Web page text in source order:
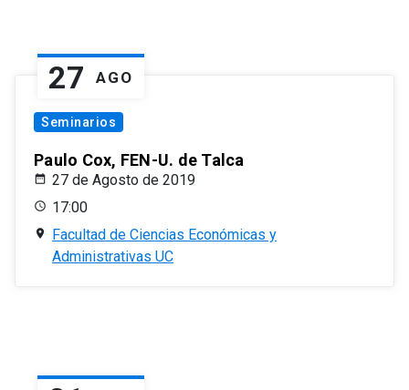
27 AGO
Seminarios
Paulo Cox, FEN-U. de Talca
27 de Agosto de 2019
17:00
Facultad de Ciencias Económicas y
Administrativas UC